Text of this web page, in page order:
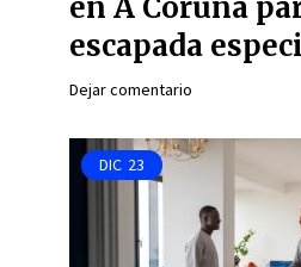
en A Coruña
escapada
Dejar comentario
DIC 23